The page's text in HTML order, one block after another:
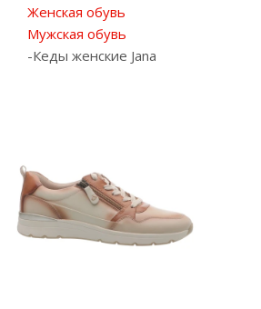
Женская обувь
Мужская обувь
-Кеды женские Jana